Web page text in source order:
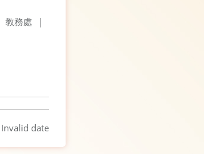
教務處 |
Invalid date